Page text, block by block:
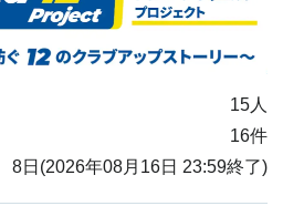
15人
16件
8日(2026年08月16日 23:59終了)